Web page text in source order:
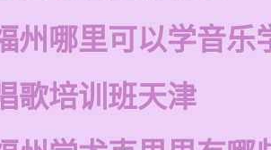
州哪里可以学音乐
歌培训班天津